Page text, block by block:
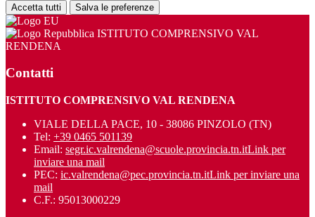
Accetta tutti Salva le preferenze
ISTITUTO COMPRENSIVO VAL
RENDENA
Contatti
ISTITUTO COMPRENSIVO VAL RENDENA
VIALE DELLA PACE, 10 - 38086 PINZOLO (TN)
Tel: +39 0465 501139
Email: segr.ic.valrendena@scuole.provincia.tn.itLink per
inviare una mail
PEC: ic.valrendena@pec.provincia.tn.itLink per inviare una
mail
C.F.: 95013000229